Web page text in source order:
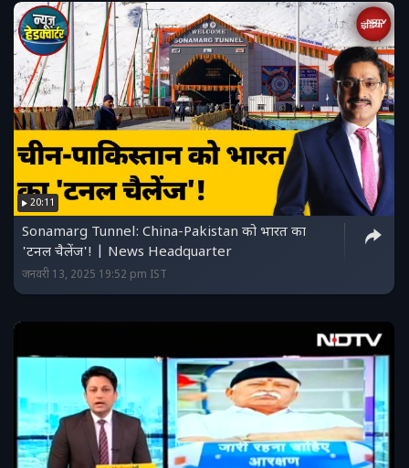
20:11
Sonamarg Tunnel: China-Pakistan को भारत का
'टनल चैलेंज'! | News Headquarter
जनवरी 13, 2025 19:52 pm IST